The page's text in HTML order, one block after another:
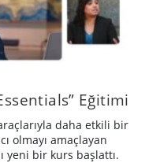
Eğitimi
daha etkili bir
olmayı amaçlayan
yeni bir kurs başlattı.